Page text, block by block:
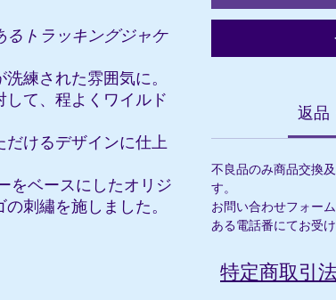
るトラッキングジャケ
練された雰囲気に。
て、程よくワイルド
けるデザインに仕上
をベースにしたオリジ
刺繡を施しました。
返品
不良品のみ商品交換
す。
お問い合わせフォー
ある電話番にてお受け
特定商取引